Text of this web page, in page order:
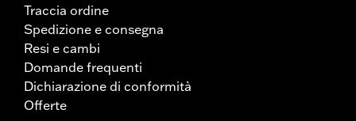
Traccia ordine
Spedizione e consegna
Resi e cambi
Domande frequenti
Dichiarazione di conformità
Offerte